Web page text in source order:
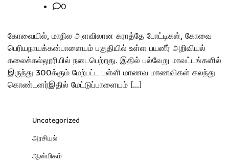
0
கோவையில், மாநில அளவிலான கராத்தே போட்டிகள், கோவை
பெரியநாயக்கன்பாளையம் பகுதியில் உள்ள பயனீர் அறிவியல்
கலைக்கல்லூரியில் நடைபெற்றது. இதில் பல்வேறு மாவட்டங்களில்
இருந்து 300க்கும் மேற்பட்ட பள்ளி மாணவ மாணவிகள் கலந்து
கொண்டனர்இதில் மேட்டுப்பாளையம் […]
Uncategorized
அரசியல்
ஆன்மிகம்